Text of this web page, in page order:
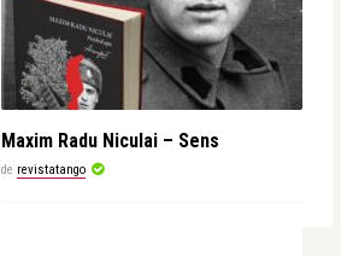
Maxim Radu Niculai – Sens
de revistatango